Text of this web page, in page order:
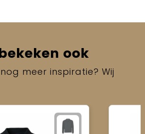
ook
meer inspiratie? Wij